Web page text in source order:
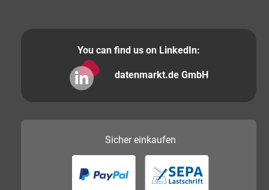
You can find us on LinkedIn:
datenmarkt.de GmbH
Sichereinkaufen